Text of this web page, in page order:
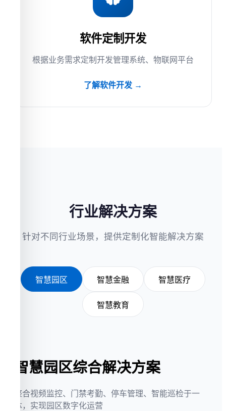
软件定制开发
根据业务需求定制开发管理系统、物联网平台
了解软件开发 →
行业解决方案
针对不同行业场景，提供定制化智能解决方案
智慧园区 智慧金融 智慧医疗
智慧教育
智慧园区综合解决方案
整合视频监控、门禁考勤、停车管理、智能巡检于一
体，实现园区数字化运营